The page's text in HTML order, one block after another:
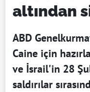
altından
ABD
Caine için
ve İsrail'in 28
saldırılar